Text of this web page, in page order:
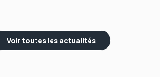
Voir toutes les actualités